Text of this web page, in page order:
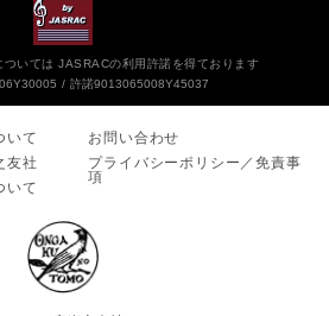
ついては JASRACの利用許諾を得ております
許諾9013065008Y45037
いて
友社
いて
お問い合わせ
プライバシーポリシー／免責事
項